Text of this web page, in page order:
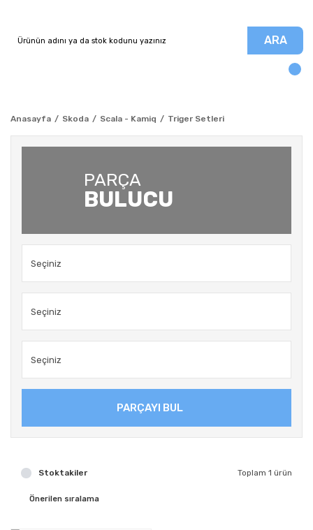
ARA
Anasayfa Skoda Scala - Kamiq Triger Setleri
PARÇA
BULUCU
PARÇAYI BUL
Stoktakiler Toplam 1 ürün